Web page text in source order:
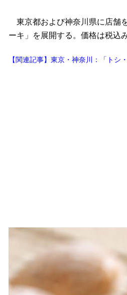
東京都および神奈川県に店舗
ーキ」を展開する。価格は税込
【関連記事】東京・神奈川：「ト